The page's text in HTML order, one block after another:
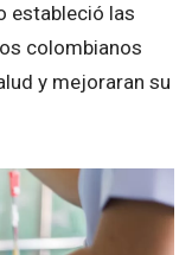
estableció las
colombianos
y mejoraran su